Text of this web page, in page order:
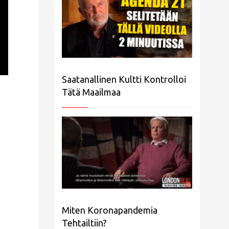
Saatanallinen Kultti Kontrolloi
Tätä Maailmaa
Miten Koronapandemia
Tehtailtiin?